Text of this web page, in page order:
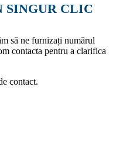
SINGUR CLIC
să ne furnizați numărul
contacta pentru a clarifica
contact.